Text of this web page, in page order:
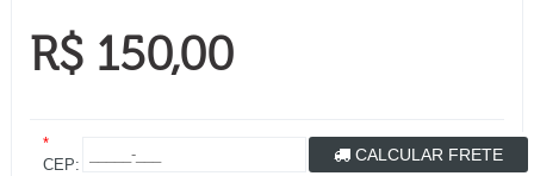
R$ 150,00
*
CEP:
CALCULAR FRETE